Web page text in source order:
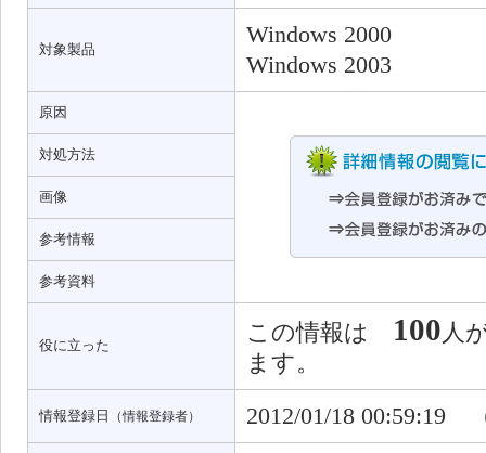
対象製品
Windows 2000
Windows 2003
原因
対処方法
画像
参考情報
参考資料
役に立った この情報は 100人
ます。
情報登録日 （情報登録者） 2012/01/18 00:59:19